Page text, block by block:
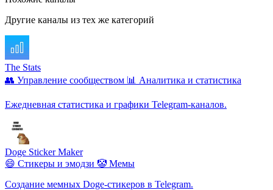
Другие каналы из тех же категорий
The Stats
👥 Управление сообществом 📊 Аналитика и статистика
Ежедневная статистика и графики Telegram‑каналов.
Doge Sticker Maker
😄 Стикеры и эмодзи 🤡 Мемы
Создание мемных Doge-стикеров в Telegram.